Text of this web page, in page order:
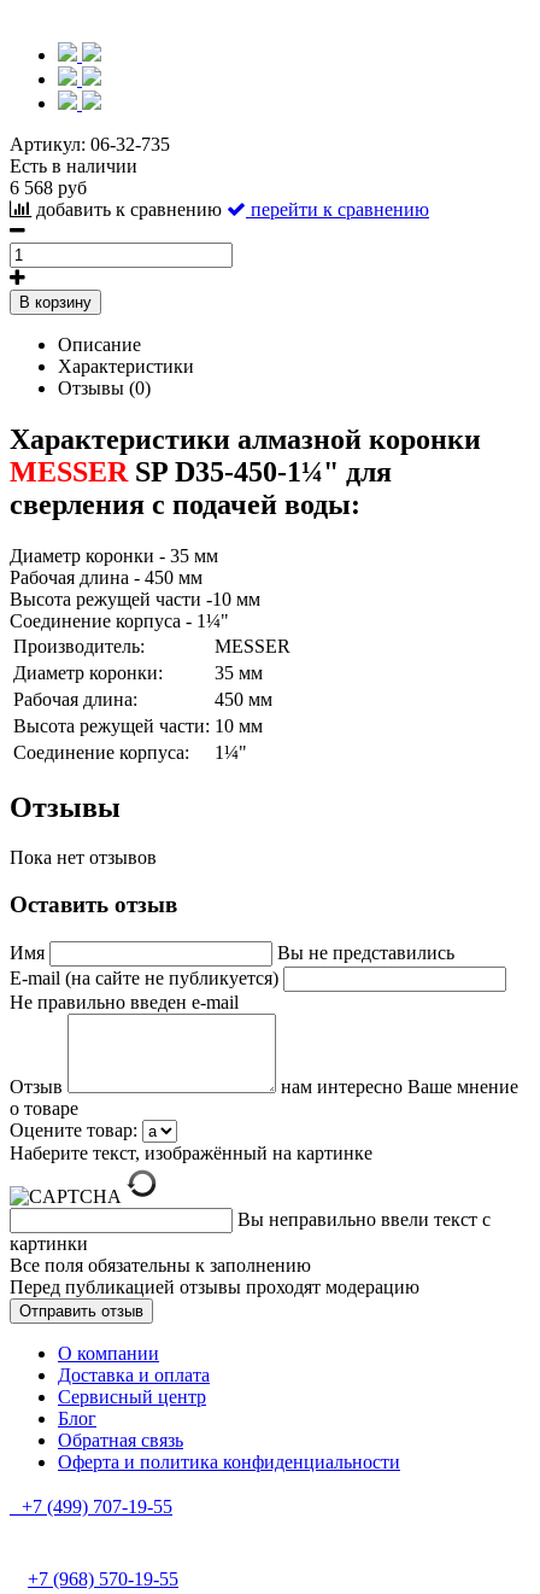
Артикул: 06-32-735
Есть в наличии
6 568 руб
добавить к сравнению
перейти к сравнению
В корзину
Описание
Характеристики
Отзывы (0)
Характеристики алмазной коронки
MESSER SP D35-450-1¼" для
сверления с подачей воды:
Диаметр коронки - 35 мм
Рабочая длина - 450 мм
Высота режущей части -10 мм
Соединение корпуса - 1¼"
Производитель:
MESSER
Диаметр коронки:
35 мм
Рабочая длина:
450 мм
Высота режущей части: 10 мм
Соединение корпуса:
1¼"
Отзывы
Пока нет отзывов
Оставить отзыв
Имя
Вы не представились
E-mail (на сайте не публикуется)
Не правильно введен e-mail
Отзыв
нам интересно Ваше мнение
о товаре
Оцените товар:
Наберите текст, изображённый на картинке
Вы неправильно ввели текст с
картинки
Все поля обязательны к заполнению
Перед публикацией отзывы проходят модерацию
О компании
Доставка и оплата
Сервисный центр
Блог
Обратная связь
Оферта и политика конфиденциальности
+7 (499) 707-19-55
+7 (968) 570-19-55